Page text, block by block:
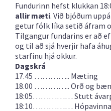
Fundurinn hefst klukkan
allir mæti. Við bjóðum
getur fólk líka setið áfram
Tilgangur fundarins er að
og til að sjá hverjir hafa
starfinu hjá okkur.
Dagskrá
17.45 ………….. Mæting
18.00 ………….. Orð og bæn
18:05…………… Stutt
18:10…………… Hópavinna